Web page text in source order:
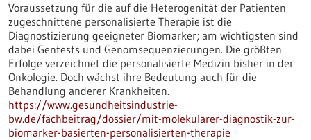
Voraussetzung für die auf die Heterogenität der Patienten
zugeschnittene personalisierte Therapie ist die
Diagnostizierung geeigneter Biomarker; am wichtigsten sind
dabei Gentests und Genomsequenzierungen. Die größten
Erfolge verzeichnet die personalisierte Medizin bisher in der
Onkologie. Doch wächst ihre Bedeutung auch für die
Behandlung anderer Krankheiten.
https://www.gesundheitsindustrie-
bw.de/fachbeitrag/dossier/mit-molekularer-diagnostik-zur-
biomarker-basierten-personalisierten-therapie